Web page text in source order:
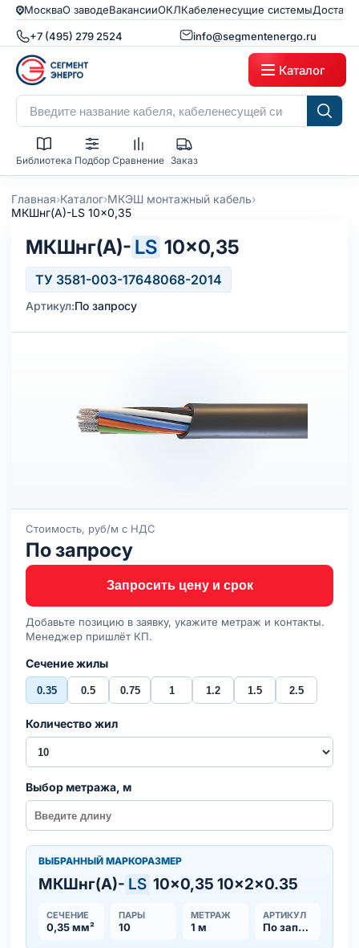
МоскваО заводеВакансииОКЛКабеленесущие системы
+7 (495) 279 2524 info@segmentenergo.ru
Каталог
Библиотека Подбор Сравнение Заказ
Главная›Каталог›МКЭШ монтажный кабель›
МКШнг(А)-LS 10x0,35
МКШнг(А)- LS 10×0,35
ТУ 3581-003-17648068-2014
Артикул:По запросу
Стоимость, руб/м с НДС
По запросу
Запросить цену и срок
Добавьте позицию в заявку, укажите метраж и контакты.
Менеджер пришлёт КП.
Сечение жилы
0.35 0.5 0.75 1 1.2 1.5 2.5
Количество жил
Выбор метража, м
ВЫБРАННЫЙ МАРКОРАЗМЕР
МКШнг(А)- LS 10×0,35 10×2×0.35
СЕЧЕНИЕ
0,35 мм²
ПАРЫ
10
МЕТРАЖ
1 м
АРТИКУЛ
По запросу